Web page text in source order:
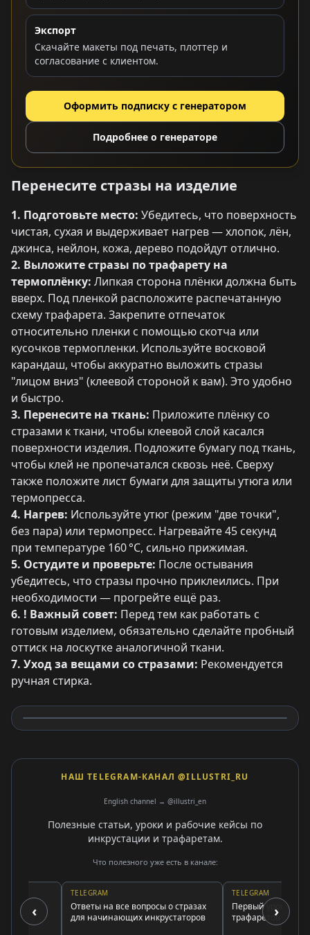
Экспорт
Скачайте макеты под печать, плоттер и
согласование с клиентом.
Оформить подписку с генератором
Подробнее о генераторе
Перенесите стразы на изделие
1. Подготовьте место: Убедитесь, что поверхность
чистая, сухая и выдерживает нагрев — хлопок, лён,
джинса, нейлон, кожа, дерево подойдут отлично.
2. Выложите стразы по трафарету на
термоплёнку: Липкая сторона плёнки должна быть
вверх. Под пленкой расположите распечатанную
схему трафарета. Закрепите отпечаток
относительно пленки с помощью скотча или
кусочков термопленки. Используйте восковой
карандаш, чтобы аккуратно выложить стразы
"лицом вниз" (клеевой стороной к вам). Это удобно
и быстро.
3. Перенесите на ткань: Приложите плёнку со
стразами к ткани, чтобы клеевой слой касался
поверхности изделия. Подложите бумагу под ткань,
чтобы клей не пропечатался сквозь неё. Сверху
также положите лист бумаги для защиты утюга или
термопресса.
4. Нагрев: Используйте утюг (режим "две точки",
без пара) или термопресс. Нагревайте 45 секунд
при температуре 160 °C, сильно прижимая.
5. Остудите и проверьте: После остывания
убедитесь, что стразы прочно приклеились. При
необходимости — прогрейте ещё раз.
6. ! Важный совет: Перед тем как работать с
готовым изделием, обязательно сделайте пробный
оттиск на лоскутке аналогичной ткани.
7. Уход за вещами со стразами: Рекомендуется
ручная стирка.
НАШ TELEGRAM-КАНАЛ @ILLUSTRI_RU
English channel → @illustri_en
Полезные статьи, уроки и рабочие кейсы по
инкрустации и трафаретам.
Что полезного уже есть в канале:
‹
TELEGRAM
Ответы на все вопросы о стразах
для начинающих инкрустаторов
TELEGRAM
Первый урок по
трафаретов (общие
›